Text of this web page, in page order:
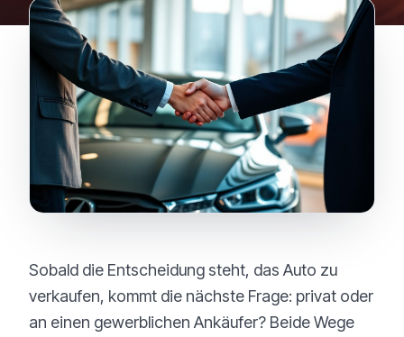
Sobald die Entscheidung steht, das Auto zu
verkaufen, kommt die nächste Frage: privat oder
an einen gewerblichen Ankäufer? Beide Wege